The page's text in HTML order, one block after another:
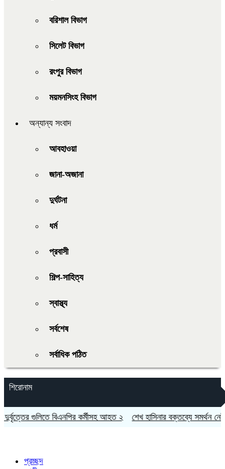
বরিশাল বিভাগ
সিলেট বিভাগ
রংপুর বিভাগ
ময়মনসিংহ বিভাগ
অন্যান্য সংবাদ
আবহাওয়া
জানা-অজানা
দুর্ঘটনা
ধর্ম
প্রবাসী
শিল্প-সাহিত্য
স্বাস্থ্য
সর্বশেষ
সর্বাধিক পঠিত
শিরোনাম
গুলিতে বিএনপির কর্মীসহ আহত ২ শেখ হাসিনার বক্তব্যে সমর্থন নেই
প্রচ্ছদ